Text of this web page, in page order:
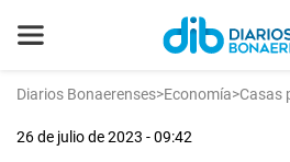
Diarios Bonaerenses>Economía>Casas
26 de julio de 2023 - 09:42